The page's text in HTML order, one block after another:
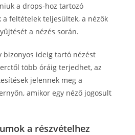
a drops-hoz tartozó
feltételek teljesültek, a nézők
a nézés során.
bizonyos ideig tartó nézést
több óráig terjedhet, az
jelennek meg a
amikor egy néző jogosult
a részvételhez